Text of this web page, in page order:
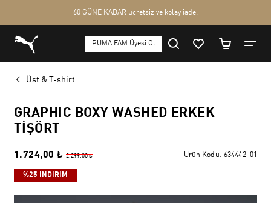
Üst & T-shirt
GRAPHIC BOXY WASHED ERKEK
TIŞÖRT
1.724,00 ₺ 2.299,00 ₺ Ürün Kodu: 634442_01
%25 İNDİRİM